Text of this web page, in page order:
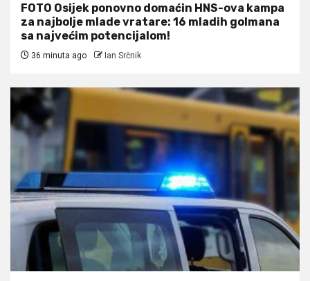
FOTO Osijek ponovno domaćin HNS-ova kampa
za najbolje mlade vratare: 16 mladih golmana
sa najvećim potencijalom!
36 minuta ago Ian Srčnik